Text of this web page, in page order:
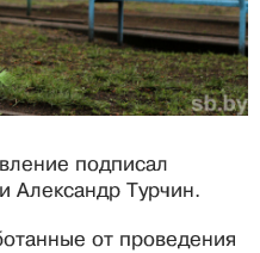
подписал
Александр Турчин.
от проведения